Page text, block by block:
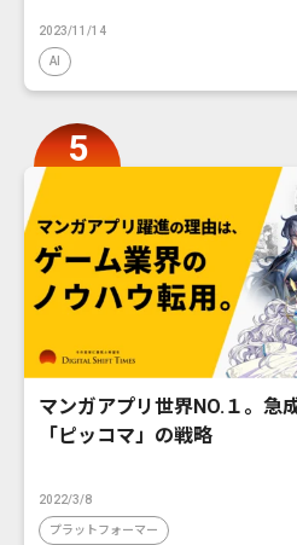
2023/11/14
AI
マンガアプリ世界NO.１。急
「ピッコマ」の戦略
2022/3/8
プラットフォーマー